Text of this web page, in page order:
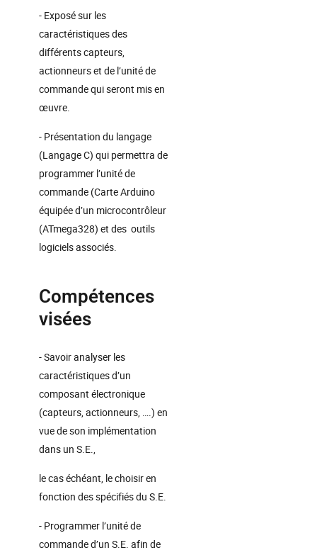
- Exposé sur les
caractéristiques des
différents capteurs,
actionneurs et de l’unité de
commande qui seront mis en
œuvre.
- Présentation du langage
(Langage C) qui permettra de
programmer l’unité de
commande (Carte Arduino
équipée d’un microcontrôleur
(ATmega328) et des outils
logiciels associés.
Compétences
visées
- Savoir analyser les
caractéristiques d’un
composant électronique
(capteurs, actionneurs, ….) en
vue de son implémentation
dans un S.E.,
le cas échéant, le choisir en
fonction des spécifiés du S.E.
- Programmer l’unité de
commande d’un S.E. afin de